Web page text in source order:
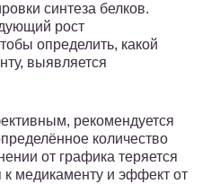
синтеза белков.
рост
определить, какой
выявляется
рекомендуется
количество
от графика теряется
к медикаменту и эффект от